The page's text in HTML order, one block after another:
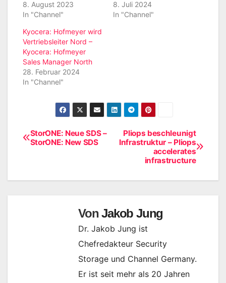
8. August 2023
In "Channel"
8. Juli 2024
In "Channel"
Kyocera: Hofmeyer wird
Vertriebsleiter Nord –
Kyocera: Hofmeyer
Sales Manager North
28. Februar 2024
In "Channel"
BeitragsnavigationPliops beschleunigt
Infrastruktur – Pliops
accelerates
infrastructure
StorONE: Neue SDS –
StorONE: New SDS
VonJakob Jung
Dr. Jakob Jung ist
Chefredakteur Security
Storage und Channel Germany.
Er ist seit mehr als 20 Jahren